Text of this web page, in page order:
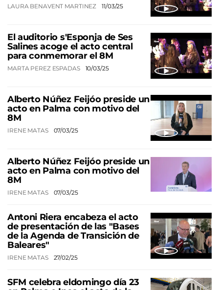
LAURA BENAVENT MARTINEZ 11/03/25
El auditorio s'Esponja de Ses
Salines acoge el acto central
para conmemorar el 8M
MARTA PEREZ ESPADAS 10/03/25
Alberto Núñez Feijóo preside un
acto en Palma con motivo del
8M
IRENE MATAS 07/03/25
Alberto Núñez Feijóo preside un
acto en Palma con motivo del
8M
IRENE MATAS 07/03/25
Antoni Riera encabeza el acto
de presentación de las "Bases
de la Agenda de Transición de
Baleares"
IRENE MATAS 27/02/25
SFM celebra eldomingo día 23